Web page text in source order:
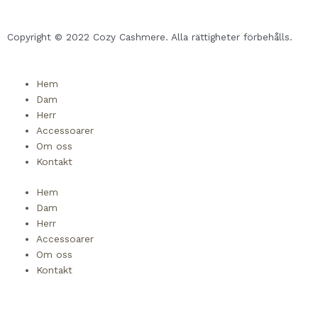
u
a
r
e
Copyright © 2022 Cozy Cashmere. Alla rättigheter förbehålls.
Hem
Dam
Herr
Accessoarer
Om oss
Kontakt
Hem
Dam
Herr
Accessoarer
Om oss
Kontakt